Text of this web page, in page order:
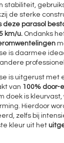
stabiliteit,
de sterke
deze parasol
km/u. Ondanks
is daarmee
is uitgerust met
van 100% door-
doek is
Hierdoor
zelfs bij
kleur uit het